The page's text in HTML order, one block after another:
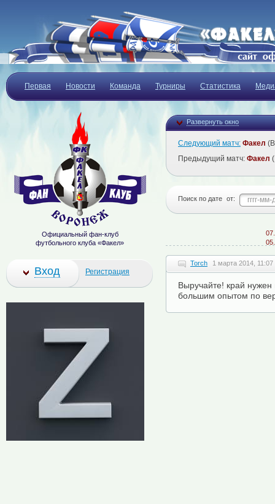
Первая Новости Команда Турниры Статистика
Развернуть окно
Следующий матч: Факел
Предыдущий матч: Факел
Поиск по дате от:
Torch 1 марта 2014, 11:07
Выручайте! край
большим опытом по
Официальный фан-клуб
футбольного клуба «Факел»
Вход Регистрация